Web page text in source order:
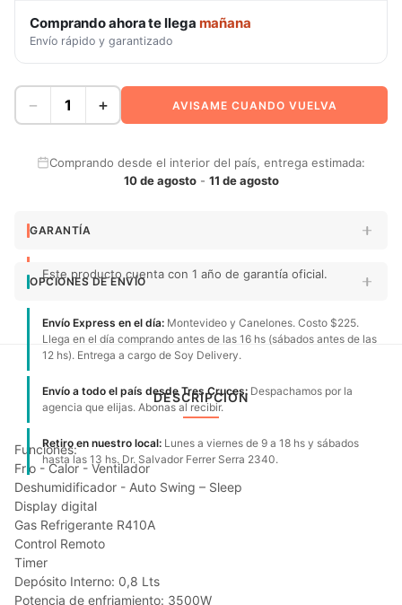
Comprando ahora te llega mañana
Envío rápido y garantizado
− + AVISAME CUANDO VUELVA
Comprando desde el interior del país, entrega estimada:
10 de agosto- 11 de agosto
GARANTÍA
Este producto cuenta con 1 año de garantía oficial.
OPCIONES DE ENVÍO
Envío Express en el día: Montevideo y Canelones. Costo $225.
Llega en el día comprando antes de las 16 hs (sábados antes de las
12 hs). Entrega a cargo de Soy Delivery.
Envío a todo el país desde Tres Cruces: Despachamos por la
agencia que elijas. Abonas al recibir.
Retiro en nuestro local: Lunes a viernes de 9 a 18 hs y sábados
hasta las 13 hs. Dr. Salvador Ferrer Serra 2340.
DESCRIPCIÓN
Funciones:
Frío - Calor - Ventilador
Deshumidificador - Auto Swing – Sleep
Display digital
Gas Refrigerante R410A
Control Remoto
Timer
Depósito Interno: 0,8 Lts
Potencia de enfriamiento: 3500W